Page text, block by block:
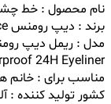
نام محصول : خط
برند : دیپ رومنس deep romance
مدل : ریمل دیپ
24H Eyeliner
مناسب برای : خانم
کشور تولید کننده :